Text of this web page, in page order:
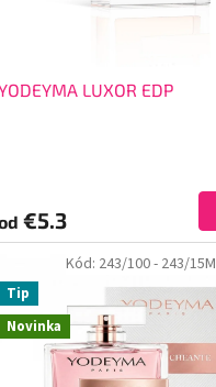
LUXOR EDP
€5.3
Novinka
Tip
Kód: 243/100- 243/15M